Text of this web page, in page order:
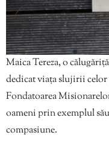
Maica Tereza, o
dedicat viața slujirii
Fondatoarea
oameni prin exemplul
compasiune.